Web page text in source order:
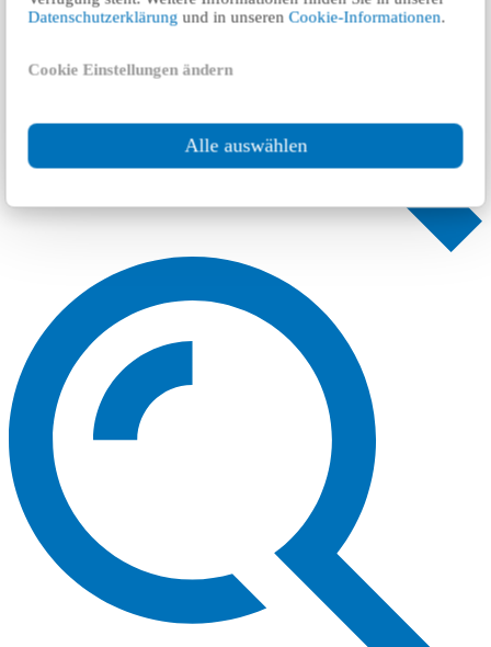
Datenschutzerklärung und in unserenCookie-Informationen.
Cookie Einstellungen ändern
Alle auswählen